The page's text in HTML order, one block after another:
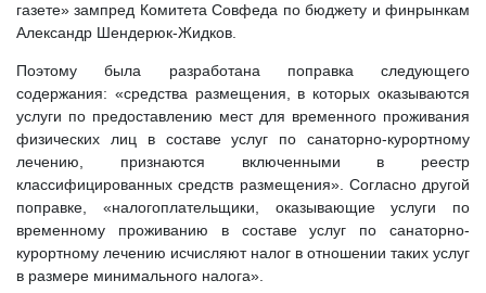
газете» зампред Комитета Совфеда по бюджету и финрынкам
Александр Шендерюк-Жидков.
Поэтому была разработана поправка следующего
содержания: «средства размещения, в которых оказываются
услуги по предоставлению мест для временного проживания
физических лиц в составе услуг по санаторно-курортному
лечению, признаются включенными в реестр
классифицированных средств размещения». Согласно другой
поправке, «налогоплательщики, оказывающие услуги по
временному проживанию в составе услуг по санаторно-
курортному лечению исчисляют налог в отношении таких услуг
в размере минимального налога».